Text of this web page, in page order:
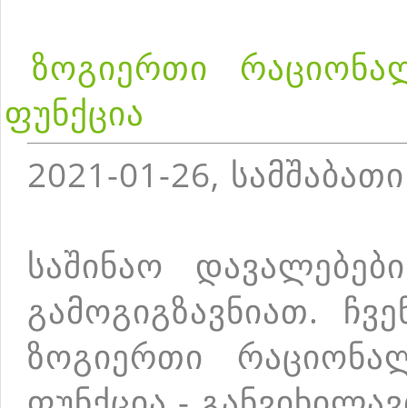
ზოგიერთი
ფუნქცია
2021-01-26, სამშაბათი
საშინაო
გამოგიგზავნიათ.
ზოგიერთი